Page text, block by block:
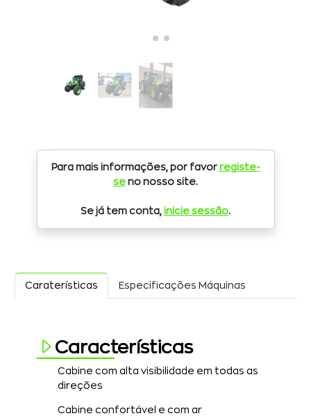
Para mais informações, por favor registe-
se no nosso site.
Se já tem conta, inicie sessão.
Caraterísticas Especificações Máquinas
Características
Cabine com alta visibilidade em todas as
direções
Cabine confortável e com ar